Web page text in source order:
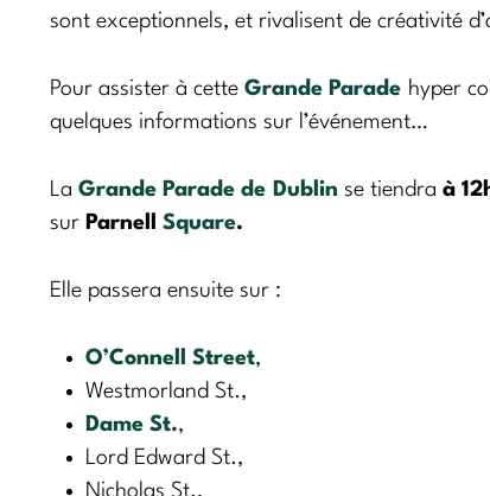
sont exceptionnels, et rivalisent de créativité
Pour assister à cetteGrande Parade hyper
quelques informations sur l’événement…
LaGrande Parade de Dublin se tiendra à
sur Parnell Square.
Elle passera ensuite sur :
O’Connell Street,
Westmorland St.,
Dame St.,
Lord Edward St.,
Nicholas St.,